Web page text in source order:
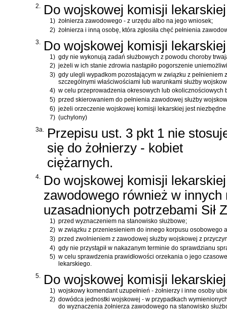
2. Do wojskowej komisji
1) żołnierza zawodowego - z urzędu albo na jego wniosek;
2) żołnierza i inną osobę, która zgłosiła chęć pełnienia
3.
Do wojskowej komisji
1) gdy nie wykonują zadań służbowych z powodu choroby
2) jeżeli w ich stanie zdrowia nastąpiło pogorszenie
3) gdy ulegli wypadkom pozostającym w związku z pełnieniem
szczególnymi właściwościami lub warunkami służby
4) w celu przeprowadzenia okresowych lub
5) przed skierowaniem do pełnienia zawodowej służby
6) jeżeli orzeczenie wojskowej komisji lekarskiej jest
7) (uchylony)
3a.
Przepisu ust. 3 pkt 1 nie
się do żołnierzy - kobiet
ciężarnych.
4.
Do wojskowej komisji
zawodowego również w
uzasadnionych potrzebami Sił
1) przed wyznaczeniem na stanowisko służbowe;
2) w związku z przeniesieniem do innego korpusu osobowego
3) przed zwolnieniem z zawodowej służby wojskowej z
4) gdy nie przystąpił w nakazanym terminie do sprawdzianu
5) w celu sprawdzenia prawidłowości orzekania o jego
lekarskiego.
5.
Do wojskowej komisji
1) wojskowy komendant uzupełnień - żołnierzy i inne osoby
2) dowódca jednostki wojskowej - w przypadkach
do wyznaczenia żołnierza zawodowego na stanowisko